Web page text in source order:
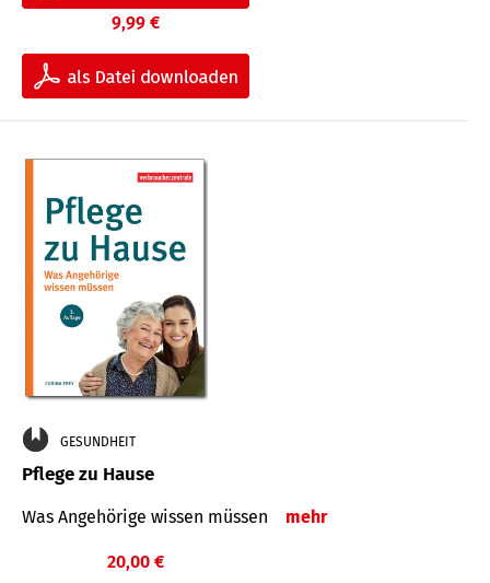
9,99 €
GESUNDHEIT
Pflege zu Hause
Was Angehörige wissen müssen mehr
20,00 €